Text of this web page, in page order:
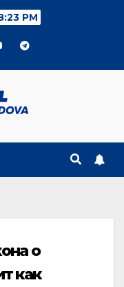
PM
о
как